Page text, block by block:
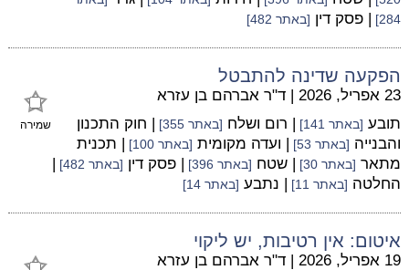
284]
| פסק דין [באתר 482]
הפקעה שדינה להתבטל
שמירה
23 אפריל, 2026 | ד"ר אברהם בן עזרא
תובע [באתר 141] | רום ושלח [באתר 355]
| חוק התכנון
והבנייה [באתר 53] | ועדה מקומית [באתר 100]
| תכנית
מתאר [באתר 30] | שטח [באתר 396] | פסק דין [באתר 482]
|
החלטה [באתר 11] | נתבע [באתר 14]
איטום: אין רטיבות, יש ליקוי
19 אפריל, 2026 | ד"ר אברהם בן עזרא